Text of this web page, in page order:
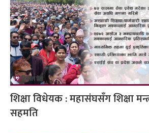
शिक्षा विधेयक : महासंघसँग शिक्षा
सहमति